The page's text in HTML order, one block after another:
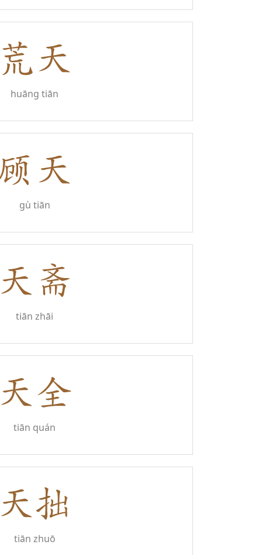
huāng tiān
gù tiān
tiān zhāi
tiān quán
tiān zhuō